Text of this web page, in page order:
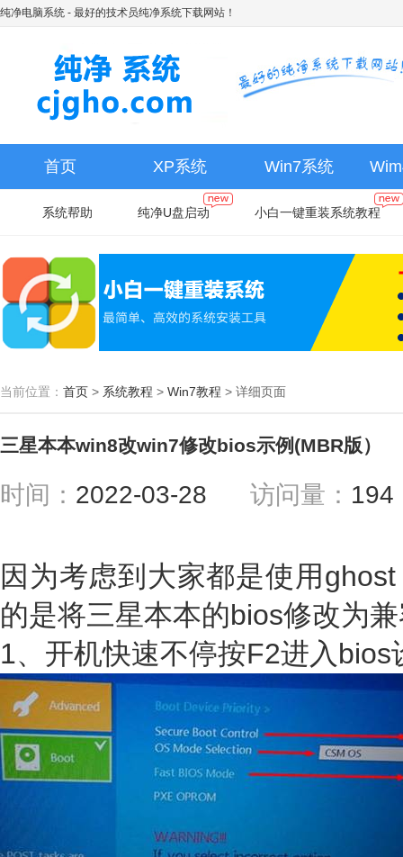
纯净电脑系统 - 最好的技术员纯净系统下载网站！
首页 XP系统 Win7系统
系统帮助 纯净U盘启动 小白一键重装系统教程
当前位置： 首页 > 系统教程 > Win7教程 > 详细页面
三星本本win8改win7修改bios示例(MBR版）
时间： 2022-03-28 访问量：
因为考虑到大家都是使用
的是将三星本本的bios修改为
1、开机快速不停按F2进入bios